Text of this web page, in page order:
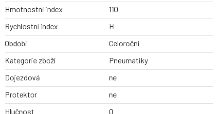
Hmotnostní index
110
Rychlostní index
H
Období
Celoroční
Kategorie zboží
Pneumatiky
Dojezdová
ne
Protektor
ne
Hlučnost
0